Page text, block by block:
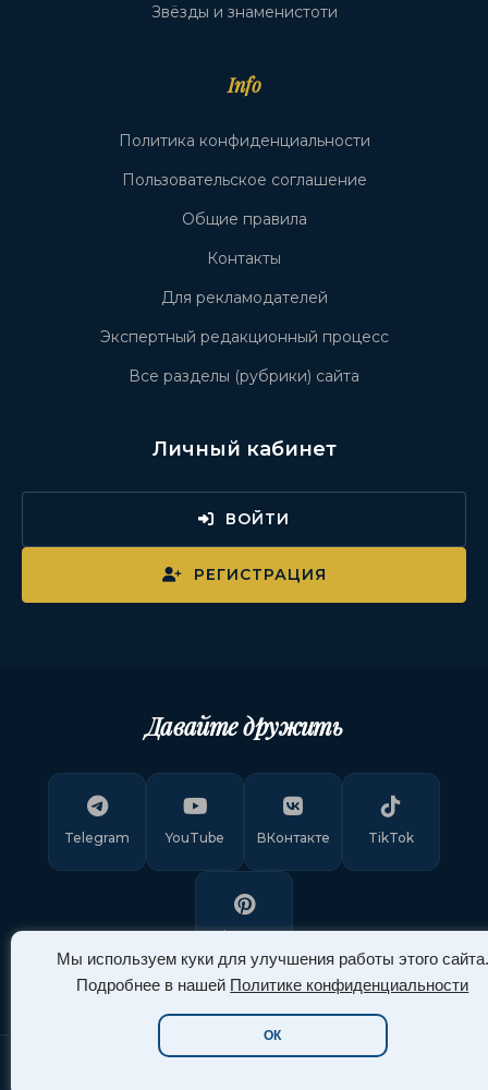
Мы используем куки для улучшения работы этого сайта.
Подробнее в нашей Политике конфиденциальности
ОК
Звёзды и знаменистоти
Info
Политика конфиденциальности
Пользовательское соглашение
Общие правила
Контакты
Для рекламодателей
Экспертный редакционный процесс
Все разделы (рубрики) сайта
Личный кабинет
ВОЙТИ
РЕГИСТРАЦИЯ
Давайте дружить
Telegram YouTube ВКонтакте TikTok
Pinterest